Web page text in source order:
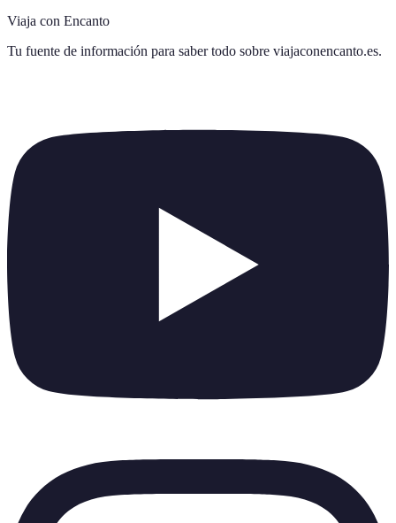
Viaja con Encanto
Tu fuente de información para saber todo sobre viajaconencanto.es.